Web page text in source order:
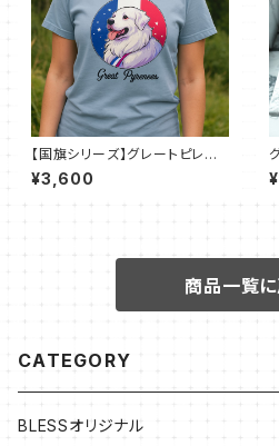
【国旗シリーズ】グレートピレニ
ーズ × フランス国旗｜5.6オン
ス ビッグシルエット Ｔシャツ(全
7色)
¥3,600
商品一覧
CATEGORY
BLESSオリジナル